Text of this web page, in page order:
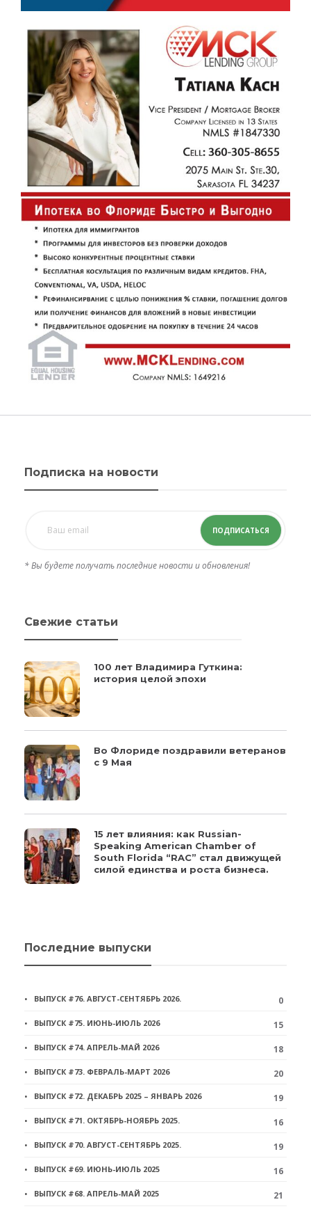
Подписка на новости
ПОДПИСАТЬСЯ
* Вы будете получать последние новости и обновления!
Свежие статьи
100 лет Владимира Гуткина:
история целой эпохи
Во Флориде поздравили ветеранов
с 9 Мая
15 лет влияния: как Russian-
Speaking American Chamber of
South Florida “RAC” стал движущей
силой единства и роста бизнеса.
Последние выпуски
ВЫПУСК #76. АВГУСТ-СЕНТЯБРЬ 2026. 0
ВЫПУСК #75. ИЮНЬ-ИЮЛЬ 2026 15
ВЫПУСК #74. АПРЕЛЬ-МАЙ 2026 18
ВЫПУСК #73. ФЕВРАЛЬ-МАРТ 2026 20
ВЫПУСК #72. ДЕКАБРЬ 2025 – ЯНВАРЬ 2026 19
ВЫПУСК #71. ОКТЯБРЬ-НОЯБРЬ 2025. 16
ВЫПУСК #70. АВГУСТ-СЕНТЯБРЬ 2025. 19
ВЫПУСК #69. ИЮНЬ-ИЮЛЬ 2025 16
ВЫПУСК #68. АПРЕЛЬ-МАЙ 2025 21